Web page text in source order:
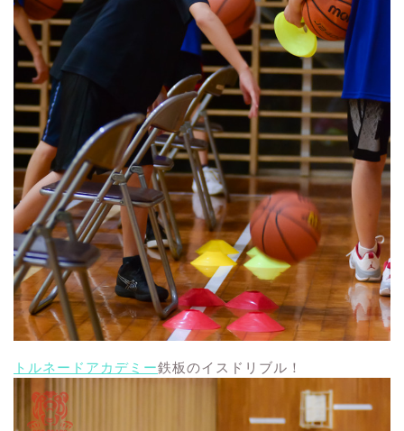
トルネードアカデミー鉄板のイスドリブル！